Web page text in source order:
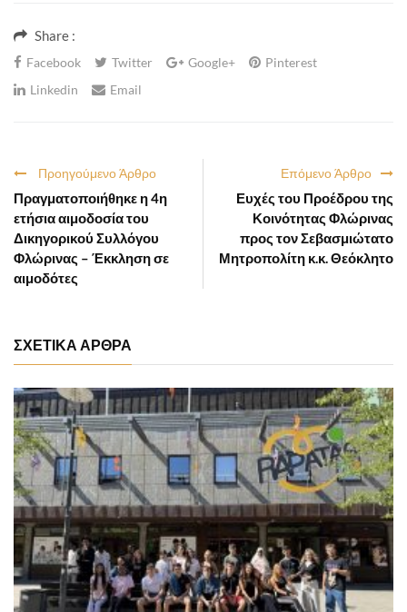
Share :
Facebook Twitter Google+
Pinterest
Linkedin
Email
Επόμενο Άρθρο
Ευχές του Προέδρου της
Κοινότητας Φλώρινας
προς τον Σεβασμιώτατο
Μητροπολίτη κ.κ. Θεόκλητο
Προηγούμενο Άρθρο
Πραγματοποιήθηκε η 4η
ετήσια αιμοδοσία του
Δικηγορικού Συλλόγου
Φλώρινας – Έκκληση σε
αιμοδότες
ΣΧΕΤΙΚΑ ΑΡΘΡΑ